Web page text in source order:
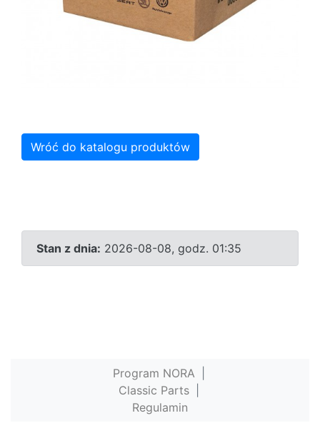
Wróć do katalogu produktów
Stan z dnia: 2026-08-08, godz. 01:35
Program NORA
Classic Parts
Regulamin